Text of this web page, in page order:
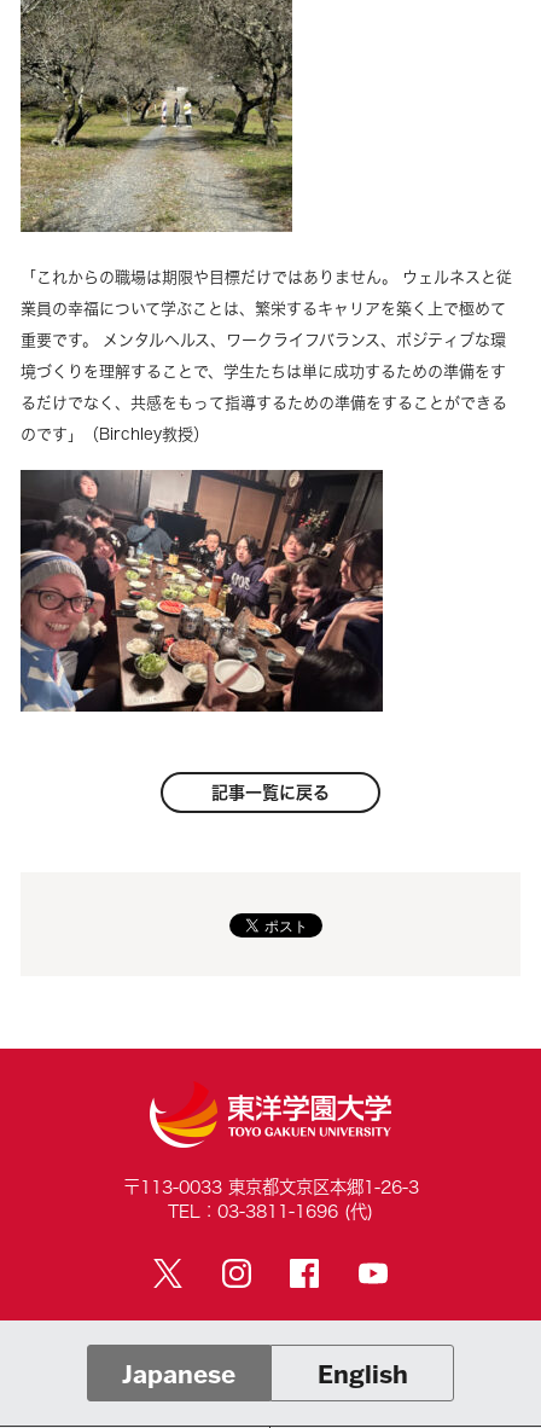
「これからの職場は期限や目標だけではありません。 ウェルネスと従
業員の幸福について学ぶことは、繁栄するキャリアを築く上で極めて
重要です。 メンタルヘルス、ワークライフバランス、ポジティブな環
境づくりを理解することで、学生たちは単に成功するための準備をす
るだけでなく、共感をもって指導するための準備をすることができる
のです」（Birchley教授）
記事一覧に戻る
〒113-0033 東京都文京区本郷1-26-3
TEL：03-3811-1696 (代)
Japanese English